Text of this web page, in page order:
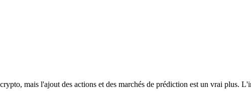
mais l'ajout des actions et des marchés de prédiction est un vrai plus.